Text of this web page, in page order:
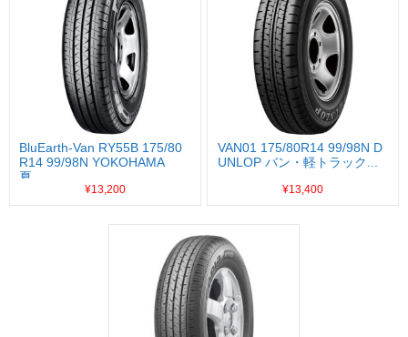
BluEarth-Van RY55B 175/80
R14 99/98N YOKOHAMA
夏...
¥13,200
VAN01 175/80R14 99/98N D
UNLOP バン・軽トラック...
¥13,400